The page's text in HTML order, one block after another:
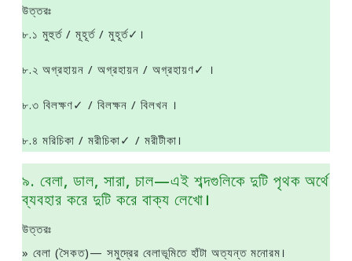
উত্তরঃ
৮.১ মুহুর্ত / মূহূর্ত / মুহূর্ত✓।
৮.২ অগ্রহায়ন / অগ্রহায়ন / অগ্রহায়ণ✓ ।
৮.৩ বিলক্ষণ✓ / বিলক্ষন / বিলখন ।
৮.৪ মরিচিকা / মরীচিকা✓ / মরীটীকা।
৯. বেলা, ডাল, সারা, চাল—এই শব্দগুলিকে দুটি পৃথক অর্থে
ব্যবহার করে দুটি করে বাক্য লেখো।
উত্তরঃ
» বেলা (সৈকত)— সমুদ্রের বেলাভূমিতে হাঁটা অত্যন্ত মনােরম।